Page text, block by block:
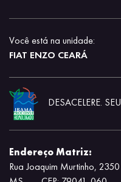
Você está na unidade:
FIAT ENZO CEARÁ
DESACELERE.
Endereço Matriz:
Rua Joaquim Murtinho,